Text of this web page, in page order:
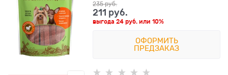
235 руб.
211 руб.
выгода24 руб. или10%
ОФОРМИТЬ
ПРЕДЗАКАЗ